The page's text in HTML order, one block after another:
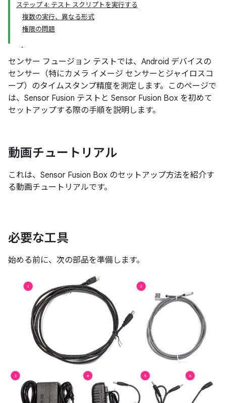
ステップ 4: テスト スクリプトを実行する
複数の実行、異なる形式
権限の問題
センサー フュージョン テストでは、Android デバイスの
センサー（特にカメラ イメージ センサーとジャイロスコ
ープ）のタイムスタンプ精度を測定します。このページで
は、Sensor Fusion テストと Sensor Fusion Box を初めて
セットアップする際の手順を説明します。
動画チュートリアル
これは、Sensor Fusion Box のセットアップ方法を紹介す
る動画チュートリアルです。
必要な工具
始める前に、次の部品を準備します。